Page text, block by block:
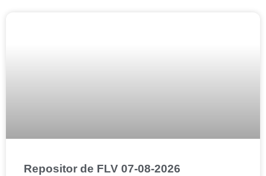
Repositor de FLV 07-08-2026